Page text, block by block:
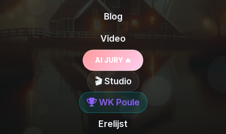
Blog
Video
AI JURY 🔥
🎬 Studio
WK Poule
Erelijst